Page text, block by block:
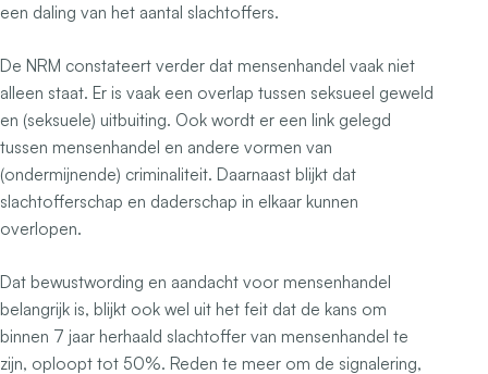
een daling van het aantal slachtoffers.
De NRM constateert verder dat mensenhandel vaak niet
alleen staat. Er is vaak een overlap tussen seksueel geweld
en (seksuele) uitbuiting. Ook wordt er een link gelegd
tussen mensenhandel en andere vormen van
(ondermijnende) criminaliteit. Daarnaast blijkt dat
slachtofferschap en daderschap in elkaar kunnen
overlopen.
Dat bewustwording en aandacht voor mensenhandel
belangrijk is, blijkt ook wel uit het feit dat de kans om
binnen 7 jaar herhaald slachtoffer van mensenhandel te
zijn, oploopt tot 50%. Reden te meer om de signalering,